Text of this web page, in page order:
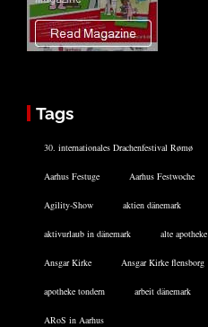
Tags
30. internationales Drachenfestival Rømø
Aarhus Festuge Aarhus Festwoche
Agility-Show aktien dänemark
aktivurlaub in dänemark alte apotheke
Ansgar Kirke Ansgar Kirke flensborg
apotheke tondern arbeit dänemark
ARoS in Aarhus